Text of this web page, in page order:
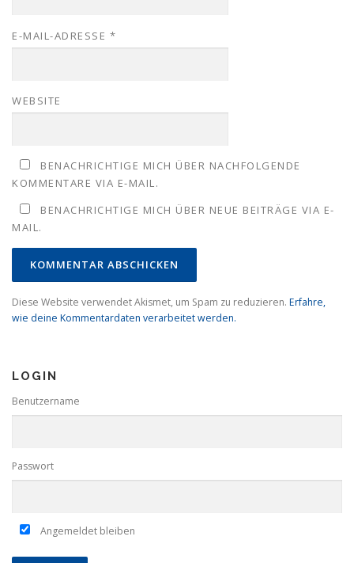
E-MAIL-ADRESSE *
WEBSITE
BENACHRICHTIGE MICH ÜBER NACHFOLGENDE
KOMMENTARE VIA E-MAIL.
BENACHRICHTIGE MICH ÜBER NEUE BEITRÄGE VIA E-
MAIL.
Diese Website verwendet Akismet, um Spam zu reduzieren. Erfahre,
wie deine Kommentardaten verarbeitet werden.
LOGIN
Benutzername
Passwort
Angemeldet bleiben